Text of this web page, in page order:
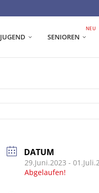
JUGEND SENIOREN
NEU
DATUM
29.Juni.2023 -
Abgelaufen!